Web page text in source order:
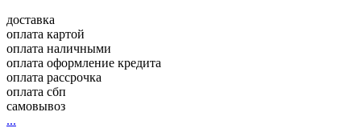
доставка
оплата картой
оплата наличными
оплата оформление кредита
оплата рассрочка
оплата сбп
самовывоз
...